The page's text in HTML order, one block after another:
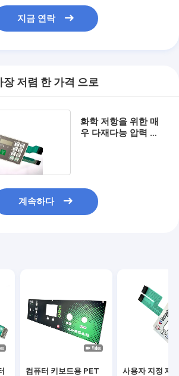
지금 연락
장 저렴 한 가격 으로
화학 저항을 위한 매
우 다재다능 압력 스
계속하다
컴퓨터 키보드용 PET
사용자 지정 제